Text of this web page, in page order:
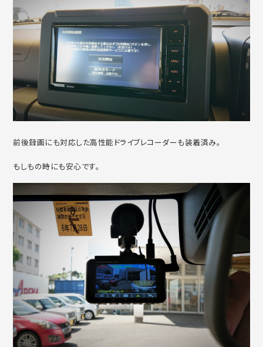
前後録画にも対応した高性能ドライブレコーダーも装着済み。
もしもの時にも安心です。